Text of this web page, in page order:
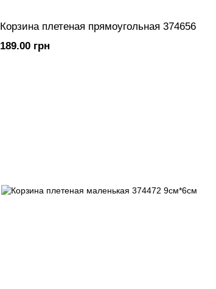
Корзина плетеная прямоугольная 374656
189.00 грн